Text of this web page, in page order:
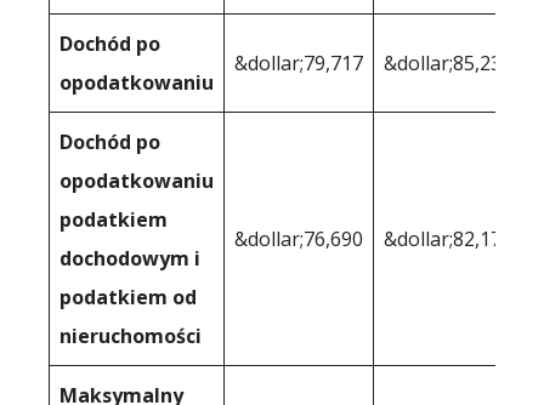
Dochód po
opodatkowaniu
&dollar;79,717 &dollar;85,232
Dochód po
opodatkowaniu
podatkiem
dochodowym i
podatkiem od
nieruchomości
&dollar;76,690 &dollar;82,175
Maksymalny